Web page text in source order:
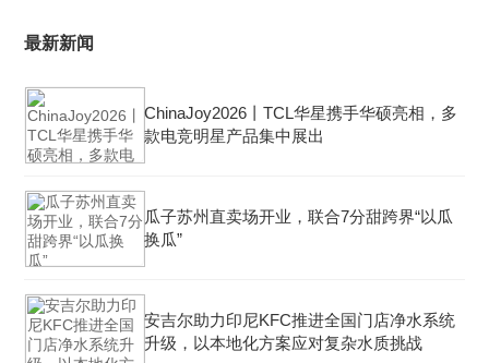
最新新闻
ChinaJoy2026丨TCL华星携手华硕亮相，多
款电竞明星产品集中展出
瓜子苏州直卖场开业，联合7分甜跨界“以瓜
换瓜”
安吉尔助力印尼KFC推进全国门店净水系统
升级，以本地化方案应对复杂水质挑战